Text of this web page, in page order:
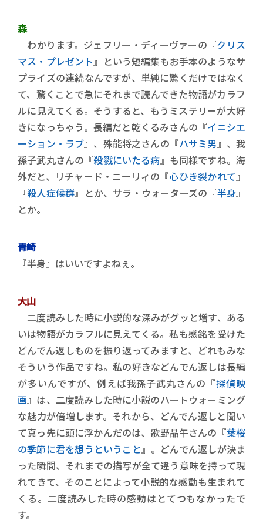
森
わかります。ジェフリー・ディーヴァーの『クリス
マス・プレゼント 』という短編集もお手本のようなサ
プライズの連続なんですが、単純に驚くだけではなく
て、驚くことで急にそれまで読んできた物語がカラフ
ルに見えてくる。そうすると、もうミステリーが大好
きになっちゃう。長編だと乾くるみさんの『イニシエ
ーション・ラブ』、殊能将之さんの『ハサミ男 』、我
孫子武丸さんの『殺戮にいたる病』も同様ですね。海
外だと、リチャード・ニーリィの『心ひき裂かれて』
『殺人症候群』とか、サラ・ウォーターズの『半身』
とか。
青崎
『半身』はいいですよねぇ。
大山
二度読みした時に小説的な深みがグッと増す、ある
いは物語がカラフルに見えてくる。私も感銘を受けた
どんでん返しものを振り返ってみますと、どれもみな
そういう作品ですね。私の好きなどんでん返しは長編
が多いんですが、例えば我孫子武丸さんの『探偵映
画』は、二度読みした時に小説のハートウォーミング
な魅力が倍増します。それから、どんでん返しと聞い
て真っ先に頭に浮かんだのは、歌野晶午さんの『葉桜
の季節に君を想うということ 』。どんでん返しが決ま
った瞬間、それまでの描写が全て違う意味を持って現
れてきて、そのことによって小説的な感動も生まれて
くる。二度読みした時の感動はとてつもなかったで
す。